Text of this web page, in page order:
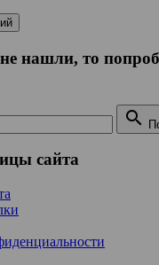
нашли, то

сайта